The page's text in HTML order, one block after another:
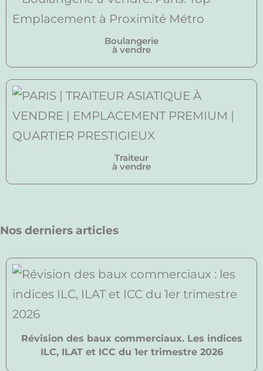
Boulangerie
à vendre
Traiteur
à vendre
Nos derniers articles
Révision des baux commerciaux. Les indices
ILC, ILAT et ICC du 1er trimestre 2026